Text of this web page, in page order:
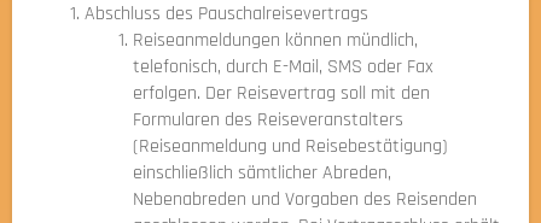
Abschluss des Pauschalreisevertrags
Reiseanmeldungen können mündlich,
telefonisch, durch E-Mail, SMS oder Fax
erfolgen. Der Reisevertrag soll mit den
Formularen des Reiseveranstalters
(Reiseanmeldung und Reisebestätigung)
einschließlich sämtlicher Abreden,
Nebenabreden und Vorgaben des Reisenden